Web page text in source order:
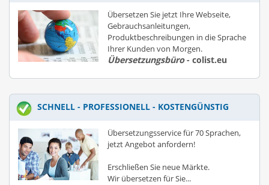
Übersetzen Sie jetzt Ihre Webseite,
Gebrauchsanleitungen,
Produktbeschreibungen in die Sprache
Ihrer Kunden von Morgen.
Übersetzungsbüro- colist.eu
SCHNELL - PROFESSIONELL - KOSTENGÜNSTIG
Übersetzungsservice für 70 Sprachen,
jetzt Angebot anfordern!
Erschließen Sie neue Märkte.
Wir übersetzen für Sie...